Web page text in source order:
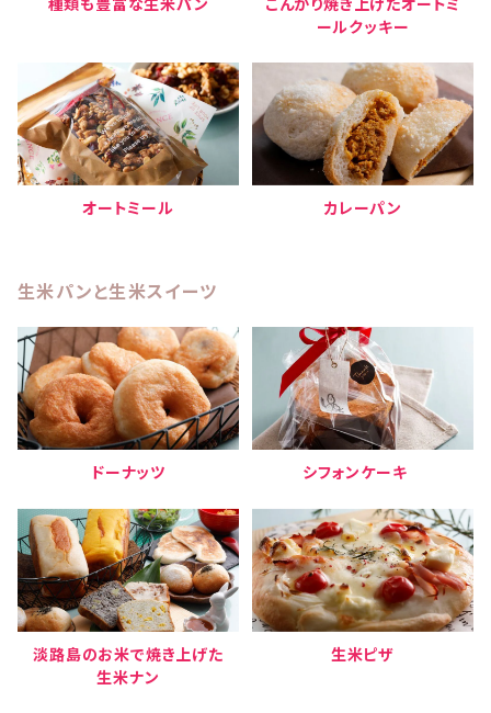
種類も豊富な生米パン
こんがり焼き上げたオートミ
ールクッキー
オートミール カレーパン
生米パンと生米スイーツ
ドーナッツ シフォンケーキ
淡路島のお米で焼き上げた
生米ナン
生米ピザ